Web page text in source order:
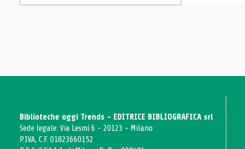
Biblioteche oggi Trends - EDITRICE BIBLIOGRAFICA srl
Sede legale: Via Lesmi 6 - 20123 - Milano
P.IVA, C.F. 01823660152